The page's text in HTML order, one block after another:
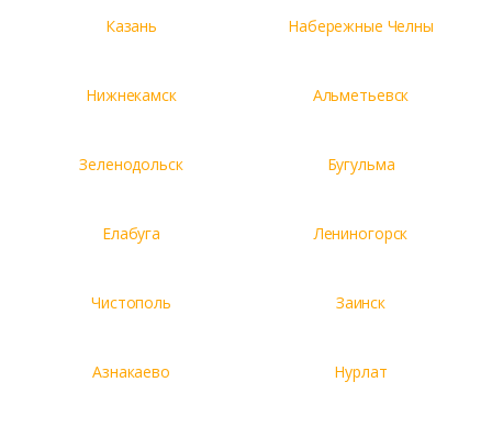
Казань Набережные Челны
Нижнекамск Альметьевск
Зеленодольск Бугульма
Елабуга Лениногорск
Чистополь Заинск
Азнакаево Нурлат